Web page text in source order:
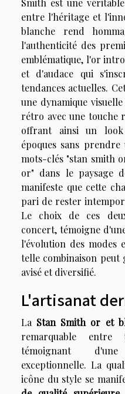
Smith est une
entre l'héritage et
blanche rend
l'authenticité des
emblématique, l'or
et d'audace qui
tendances actuelles.
une dynamique
rétro avec une touche
offrant ainsi un
époques sans
mots-clés "stan smith
or" dans le paysage
manifeste que cette
pari de rester
Le choix de ces
concert, témoigne
l'évolution des modes
telle combinaison peut
avisé et diversifié.
L'artisanat
La Stan Smith or et
remarquable
témoignant
exceptionnelle. La
icône du style se